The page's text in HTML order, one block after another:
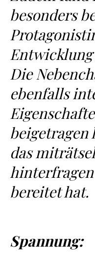
besonders
Entwicklung
Die
ebenfalls
beigetragen
das
bereitet hat.
Spannung: